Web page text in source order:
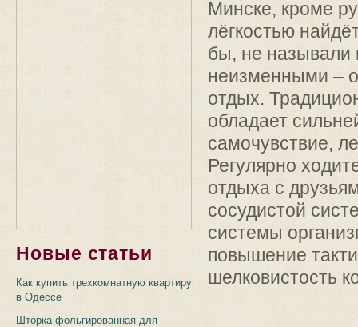
Новые статьи
Как купить трехкомнатную квартиру
в Одессе
Шторка фольгированная для
Минске, кроме
лёгкостью
бы, не называли
неизменными –
отдых.
обладает
самочувствие,
Регулярно
отдыха с
сосудистой
системы
повышение
шелковистость